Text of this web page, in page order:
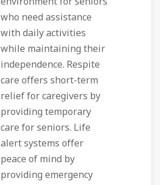
who need assistance
with daily activities
while maintaining their
independence. Respite
care offers short-term
relief for caregivers by
providing temporary
care for seniors. Life
alert systems offer
peace of mind by
providing emergency